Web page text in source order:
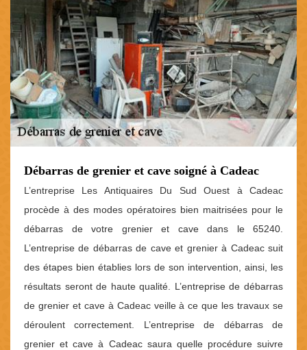
Débarras de grenier et cave soigné à Cadeac
L’entreprise Les Antiquaires Du Sud Ouest à Cadeac
procède à des modes opératoires bien maitrisées pour le
débarras de votre grenier et cave dans le 65240.
L’entreprise de débarras de cave et grenier à Cadeac suit
des étapes bien établies lors de son intervention, ainsi, les
résultats seront de haute qualité. L’entreprise de débarras
de grenier et cave à Cadeac veille à ce que les travaux se
déroulent correctement. L’entreprise de débarras de
grenier et cave à Cadeac saura quelle procédure suivre